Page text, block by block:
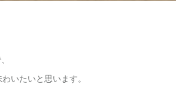
いたいと思います。